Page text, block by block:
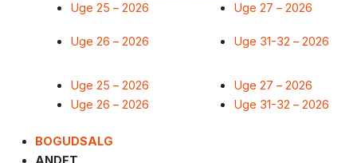
Uge 25 – 2026
Uge 26 – 2026
Uge 27 – 2026
Uge 31-32 – 2026
Uge 25 – 2026
Uge 26 – 2026
Uge 27 – 2026
Uge 31-32 – 2026
BOGUDSALG